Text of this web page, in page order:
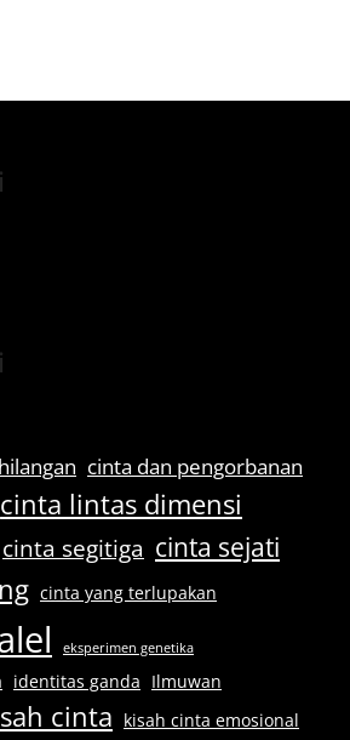
cinta dan pengorbanan
cinta lintas dimensi
cinta segitiga cinta sejati
cinta yang terlupakan
eksperimen genetika
identitas ganda Ilmuwan
cinta kisah cinta emosional